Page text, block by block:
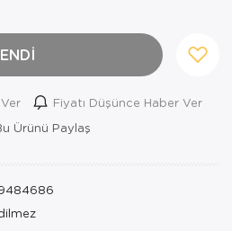
Fiyatı Düşünce Haber Ver
Ürünü Paylaş